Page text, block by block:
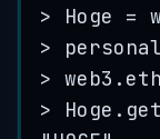
> Hoge =
>
>
>